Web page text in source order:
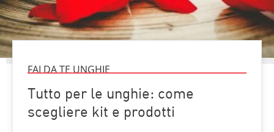
FAI DA TE UNGHIE
Tutto per le unghie: come
scegliere kit e prodotti